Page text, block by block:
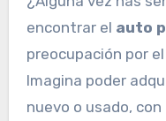
encontrar el auto
preocupación por el
Imagina poder
nuevo o usado,